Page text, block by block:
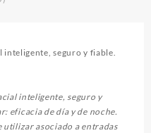
seguro y fiable.
inteligente, seguro y
eficacia de día y de noche.
utilizar asociado a entradas